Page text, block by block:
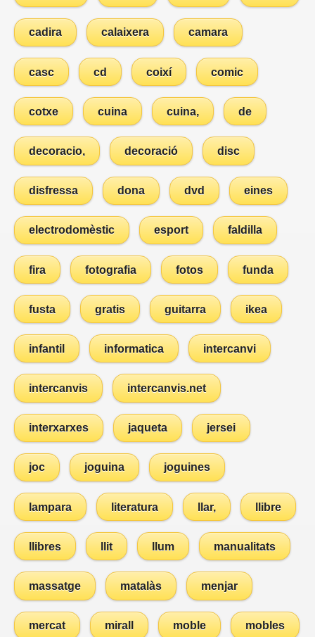
cadira calaixera camara
casc cd coixí comic
cotxe cuina cuina, de
decoracio, decoració disc
disfressa dona dvd eines
electrodomèstic esport faldilla
fira fotografia fotos funda
fusta gratis guitarra ikea
infantil informatica intercanvi
intercanvis intercanvis.net
interxarxes jaqueta jersei
joc joguina joguines
lampara literatura llar, llibre
llibres llit llum manualitats
massatge matalàs menjar
mercat mirall moble mobles